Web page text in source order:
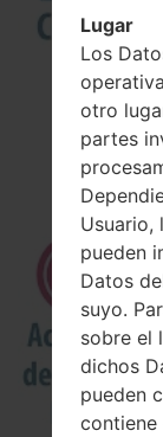
Los 5
Lugar
Los
otro
partes
Usuario,
pueden
Datos
suyo.
sobre el
dichos
pueden
contiene